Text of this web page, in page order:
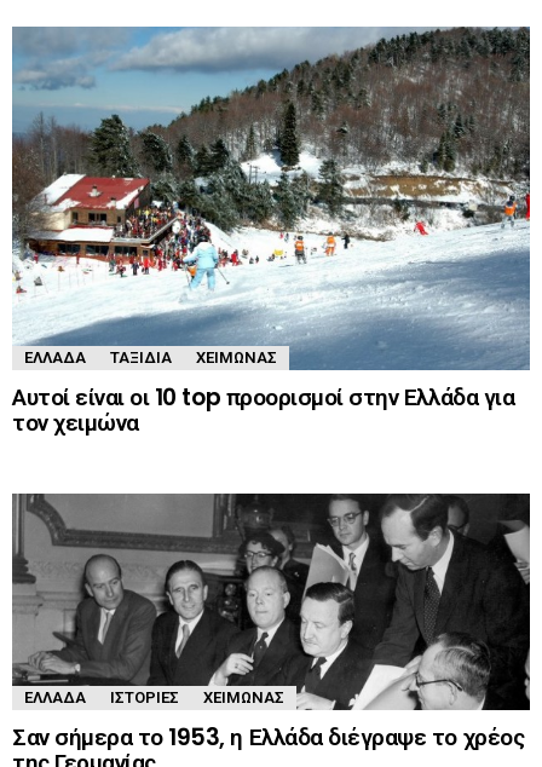
ΕΛΛΆΔΑ ΤΑΞΊΔΙΑ ΧΕΙΜΏΝΑΣ
Αυτοί είναι οι 10 top προορισμοί στην Ελλάδα για
τον χειμώνα
ΕΛΛΆΔΑ ΙΣΤΟΡΊΕΣ ΧΕΙΜΏΝΑΣ
Σαν σήμερα το 1953, η Ελλάδα διέγραψε το χρέος